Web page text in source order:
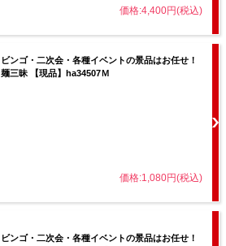
価格:4,400円(税込)
ビンゴ・二次会・各種イベントの景品はお任せ！
麺三昧 【現品】ha34507Ｍ
価格:1,080円(税込)
ビンゴ・二次会・各種イベントの景品はお任せ！